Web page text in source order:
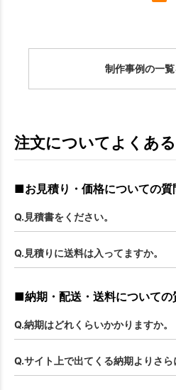
制作事例の一
注文についてよくあ
■お見積り・価格についての質
Q.見積書をください。
Q.見積りに送料は入ってますか。
■納期・配送・送料についての
Q.納期はどれくらいかかりますか。
Q.サイト上で出てくる納期よりさら